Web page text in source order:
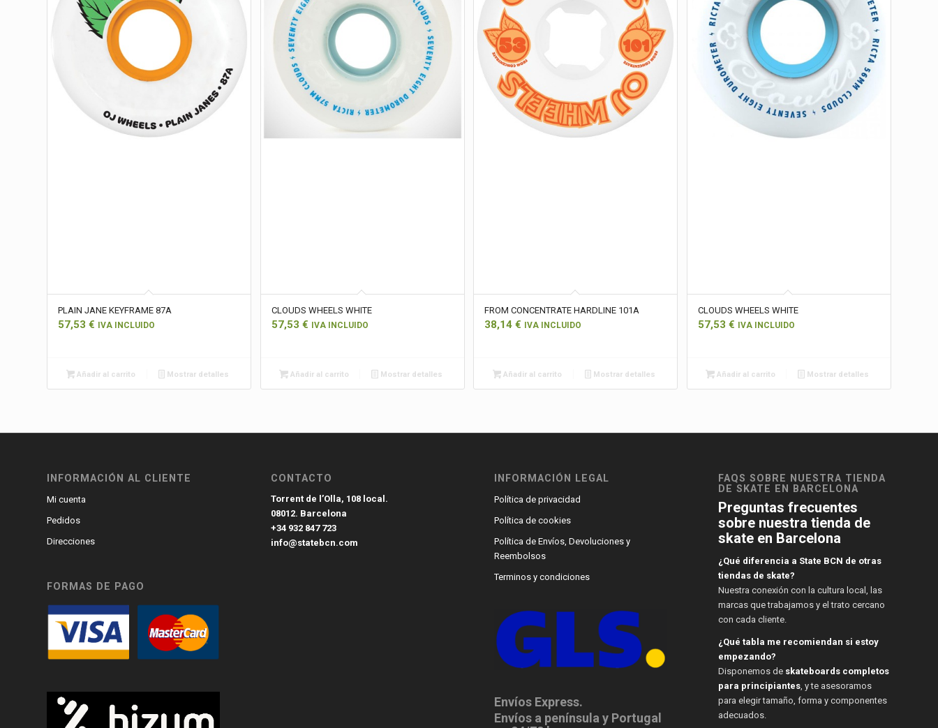
PLAIN JANE KEYFRAME 87A
57,53 € IVA INCLUIDO
Añadir al carrito Mostrar detalles
CLOUDS WHEELS WHITE
57,53 € IVA INCLUIDO
Añadir al carrito Mostrar detalles
FROM CONCENTRATE HARDLINE 101A
38,14€ IVA INCLUIDO
Añadir al carrito Mostrar detalles
CLOUDS WHEELS WHITE
57,53 € IVA INCLUIDO
Añadir al carrito Mostrar detalles
INFORMACIÓN AL CLIENTE
Mi cuenta
Pedidos
Direcciones
FORMAS DE PAGO
CONTACTO
Torrent de l’Olla, 108 local.
08012. Barcelona
+34 932 847 723
info@statebcn.com
INFORMACIÓN LEGAL
Política de privacidad
Política de cookies
Política de Envíos, Devoluciones y
Reembolsos
Terminos y condiciones
Envíos Express.
Envíos a península y Portugal
FAQS SOBRE NUESTRA TIENDA
DE SKATE EN BARCELONA
Preguntas frecuentes
sobre nuestra tienda de
skate en Barcelona
¿Qué diferencia a State BCN de otras
tiendas de skate?
Nuestra conexión con la cultura local, las
marcas que trabajamos y el trato cercano
con cada cliente.
¿Qué tabla me recomiendan si estoy
empezando?
Disponemos de skateboards completos
para principiantes, y te asesoramos
para elegir tamaño, forma y componentes
adecuados.